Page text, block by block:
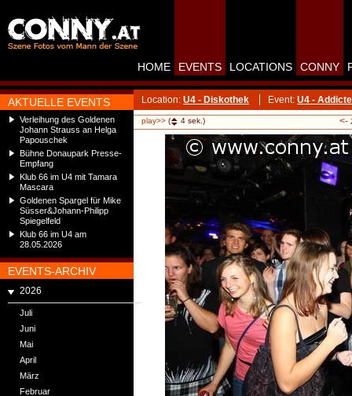
AKTUELLE EVENTS
Verleihung des Goldenen
Johann Strauss an Helga
Papouschek
Bühne Donaupark Presse-
Empfang
Klub 66 im U4 mit Tamara
Mascara
Goldenen Spargel für Mike
Süsser&Johann-Philipp
Spiegelfeld
Klub 66 im U4 am
28.05.2026
EVENTS-ARCHIV
2026
Juli
Juni
Mai
April
März
Februar
HOME EVENTS LOCATIONS CONNY
Location: U4 - Diskothek Event: U4 -
play>> ( 4 sek.) <-